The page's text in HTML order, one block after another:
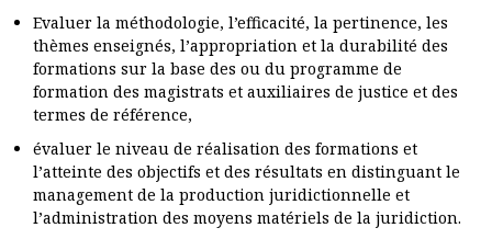
Evaluer la méthodologie, l’efficacité, la pertinence, les
thèmes enseignés, l’appropriation et la durabilité des
formations sur la base des ou du programme de
formation des magistrats et auxiliaires de justice et des
termes de référence,
évaluer le niveau de réalisation des formations et
l’atteinte des objectifs et des résultats en distinguant le
management de la production juridictionnelle et
l’administration des moyens matériels de la juridiction.